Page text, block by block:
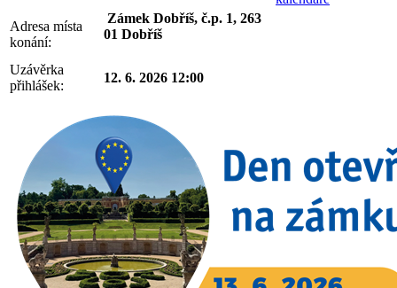
Adresa místa
konání:
Zámek Dobříš, č.p. 1, 263
01 Dobříš
Uzávěrka
přihlášek:
12. 6. 2026 12:00